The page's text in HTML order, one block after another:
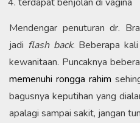
Mendengar penuturan dr.
jadi flash back. Beberapa
kewanitaan. Puncaknya
memenuhi rongga rahim
bagusnya keputihan yang
apalagi sampai sakit, jangan